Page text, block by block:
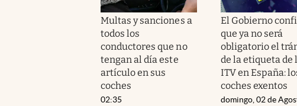
Multas y sanciones a
todos los
conductores que no
tengan al día este
artículo en sus
coches
02:35
El Gobierno
que ya no será
obligatorio el
de la etiqueta de
ITV en España:
coches exentos
domingo, 02 de